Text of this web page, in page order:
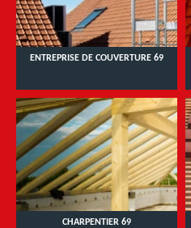
ENTREPRISE DE COUVERTURE 69
CHARPENTIER 69